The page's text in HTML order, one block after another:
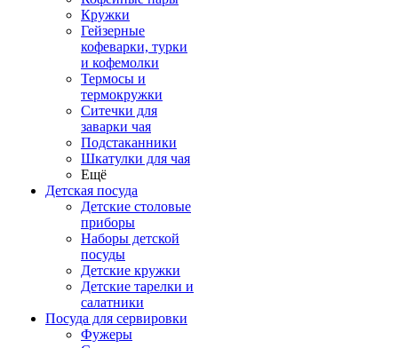
Кружки
Гейзерные
кофеварки, турки
и кофемолки
Термосы и
термокружки
Ситечки для
заварки чая
Подстаканники
Шкатулки для чая
Ещё
Детская посуда
Детские столовые
приборы
Наборы детской
посуды
Детские кружки
Детские тарелки и
салатники
Посуда для сервировки
Фужеры